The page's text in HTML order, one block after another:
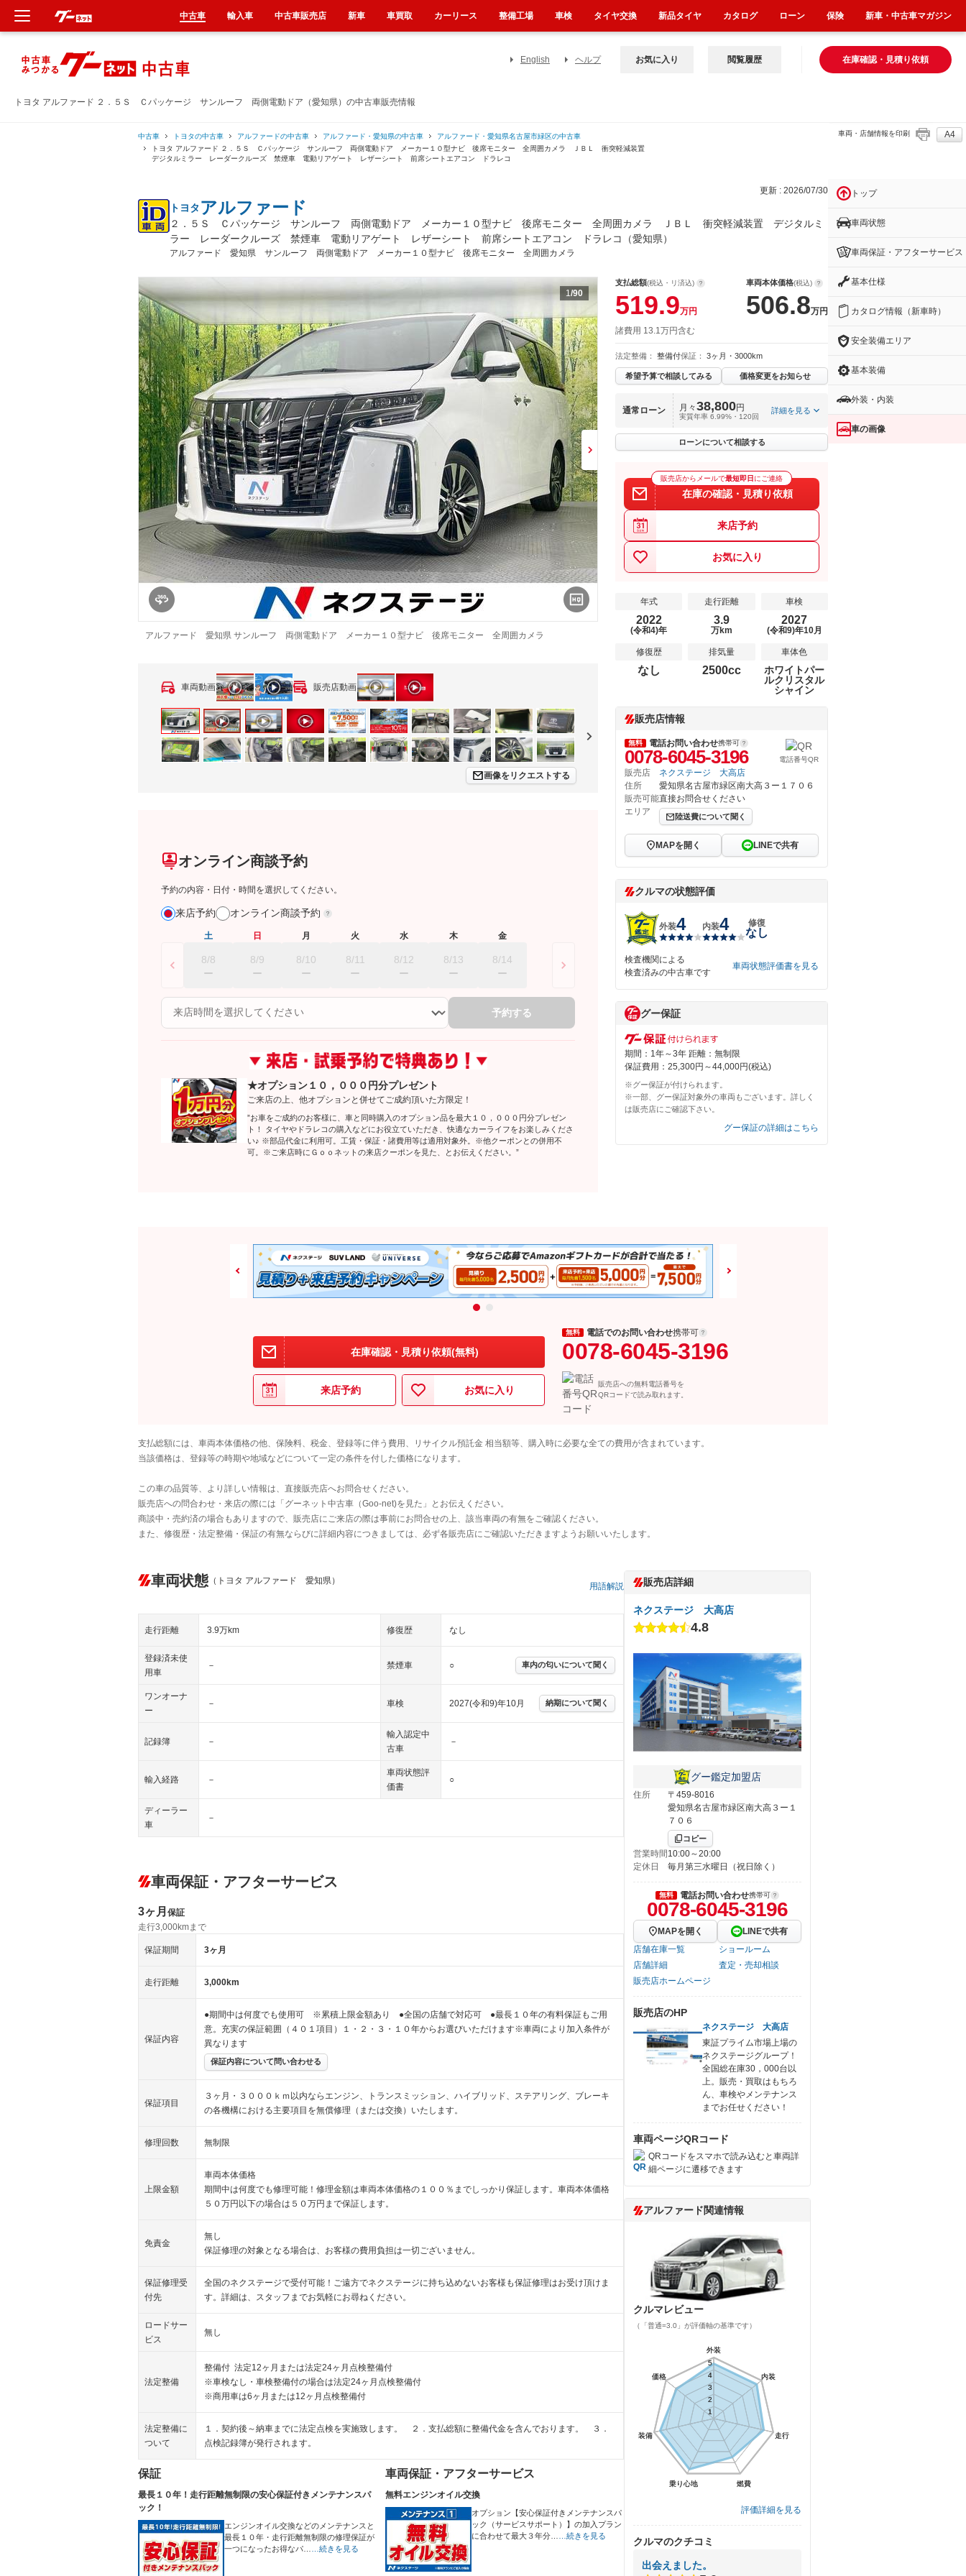
トヨタ アルファード ２．５Ｓ Ｃパッケージ サンルーフ 両側電動ドア（愛知県）の中古車販売情報
English ヘルプ 在庫確認・見積り依頼
お気に入り 閲覧履歴
中古車 トヨタの中古車 アルファードの中古車 アルファード・愛知県の中古車
アルファード・愛知県名古屋市緑区の中古車
トヨタ アルファード ２．５Ｓ Ｃパッケージ サンルーフ 両側電動ドア メーカー１０型ナビ 後席モニター 全周囲カメラ ＪＢＬ 衝突軽減装置
デジタルミラー レーダークルーズ 禁煙車 電動リアゲート レザーシート 前席シートエアコン ドラレコ
車両・店舗情報を印刷 A4
更新 : 2026/07/30
トヨタ アルファード
２．５Ｓ Ｃパッケージ サンルーフ 両側電動ドア メーカー１０型ナビ 後席モニター 全周囲カメラ ＪＢＬ 衝突軽減装置 デジタルミ
ラー レーダークルーズ 禁煙車 電動リアゲート レザーシート 前席シートエアコン ドラレコ（愛知県）
アルファード 愛知県 サンルーフ 両側電動ドア メーカー１０型ナビ 後席モニター 全周囲カメラ
1/90
アルファード 愛知県 サンルーフ 両側電動ドア メーカー１０型ナビ 後席モニター 全周囲カメラ
車両動画 販売店動画
画像をリクエストする
オンライン商談予約
予約の内容・日付・時間を選択してください。
来店予約 オンライン商談予約
土
8/8
日
8/9
月
8/10
火
8/11
水
8/12
木
8/13
金
8/14
予約する
★オプション１０，０００円分プレゼント
ご来店の上、他オプションと併せてご成約頂いた方限定！
”お車をご成約のお客様に、車と同時購入のオプション品を最大１０，０００円分プレゼン
ト！ タイヤやドラレコの購入などにお役立ていただき、快適なカーライフをお楽しみくださ
い♪ ※部品代金に利用可。工賃・保証・諸費用等は適用対象外。※他クーポンとの併用不
可。※ご来店時にＧｏｏネットの来店クーポンを見た、とお伝えください。”
支払総額(税込・リ済込)
519.9万円
車両本体価格(税込)
506.8万円
諸費用 13.1万円含む
法定整備： 整備付保証： 3ヶ月・3000km
希望予算で相談してみる 価格変更をお知らせ
通常ローン 月々38,800円
実質年率 6.99%・120回
詳細を見る
ローンについて相談する
販売店からメールで最短即日 にご連絡
在庫の確認・見積り依頼
来店予約
お気に入り
年式
2022
(令和4)年
走行距離
3.9
万km
車検
2027
(令和9)年10月
修復歴
なし
排気量
2500cc
車体色
ホワイトパー
ルクリスタル
シャイン
販売店情報
無料 電話お問い合わせ携帯可
0078-6045-3196 電話番号QR
販売店
ネクステージ 大高店
住所
愛知県名古屋市緑区南大高３ー１７０６
販売可能
エリア
直接お問合せください
陸送費について聞く
MAPを開く LINEで共有
クルマの状態評価
外装4 内装4 修復
なし
検査機関による
検査済みの中古車です
車両状態評価書を見る
グー保証
期間：1年～3年 距離：無制限
保証費用：25,300円～44,000円(税込)
※グー保証が付けられます。
※一部、グー保証対象外の車両もございます。詳しく
は販売店にご確認下さい。
グー保証の詳細はこちら
在庫確認・見積り依頼(無料)
来店予約 お気に入り
無料 電話でのお問い合わせ携帯可
0078-6045-3196
販売店への無料電話番号を
QRコードで読み取れます。
支払総額には、車両本体価格の他、保険料、税金、登録等に伴う費用、リサイクル預託金 相当額等、購入時に必要な全ての費用が含まれています。
当該価格は、登録等の時期や地域などについて一定の条件を付した価格になります。
この車の品質等、より詳しい情報は、直接販売店へお問合せください。
販売店への問合わせ・来店の際には「グーネット中古車（Goo-net)を見た」とお伝えください。
商談中・売約済の場合もありますので、販売店にご来店の際は事前にお問合せの上、該当車両の有無をご確認ください。
また、修復歴・法定整備・保証の有無ならびに詳細内容につきましては、必ず各販売店にご確認いただきますようお願いいたします。
車両状態 （トヨタ アルファード 愛知県）
用語解説
走行距離 3.9万km 修復歴 なし
登録済未使
用車
－ 禁煙車 ○ 車内の匂いについて聞く
ワンオーナ
ー
－ 車検 2027(令和9)年10月 納期について聞く
記録簿 －
輸入認定中
古車
－
輸入経路 －
車両状態評
価書
○
ディーラー
車
－
車両保証・アフターサービス
3ヶ月 保証
走行3,000kmまで
保証期間 3ヶ月
走行距離 3,000km
保証内容
●期間中は何度でも使用可 ※累積上限金額あり ●全国の店舗で対応可 ●最長１０年の有料保証もご用
意。充実の保証範囲（４０１項目）１・２・３・１０年からお選びいただけます※車両により加入条件が
異なります
保証内容について問い合わせる
保証項目
３ヶ月・３０００ｋｍ以内ならエンジン、トランスミッション、ハイブリッド、ステアリング、ブレーキ
の各機構における主要項目を無償修理（または交換）いたします。
修理回数 無制限
上限金額
車両本体価格
期間中は何度でも修理可能！修理金額は車両本体価格の１００％までしっかり保証します。車両本体価格
５０万円以下の場合は５０万円まで保証します。
免責金
無し
保証修理の対象となる場合は、お客様の費用負担は一切ございません。
保証修理受
付先
全国のネクステージで受付可能！ご遠方でネクステージに持ち込めないお客様も保証修理はお受け頂けま
す。詳細は、スタッフまでお気軽にお尋ねください。
ロードサー
ビス
無し
法定整備
整備付 法定12ヶ月または法定24ヶ月点検整備付
※車検なし・車検整備付の場合は法定24ヶ月点検整備付
※商用車は6ヶ月または12ヶ月点検整備付
法定整備に
ついて
１．契約後～納車までに法定点検を実施致します。 ２．支払総額に整備代金を含んでおります。 ３．
点検記録簿が発行されます。
保証
最長１０年！走行距離無制限の安心保証付きメンテナンスパ
ック！
エンジンオイル交換などのメンテナンスと
最長１０年・走行距離無制限の修理保証が
一つになったお得なパ…
…続きを見る
車両保証・アフターサービス
無料エンジンオイル交換
オプション【安心保証付きメンテナンスパ
ック（サービスサポート）】の加入プラン
に合わせて最大３年分…
…続きを見る
販売店詳細
ネクステージ 大高店
4.8
グー鑑定加盟店
住所
〒459-8016
愛知県名古屋市緑区南大高３ー１
７０６
コピー
営業時間 10:00～20:00
定休日
毎月第三水曜日（祝日除く）
無料 電話お問い合わせ携帯可
0078-6045-3196
MAPを開く
LINEで共有
店舗在庫一覧
ショールーム
店舗詳細
査定・売却相談
販売店ホームページ
販売店のHP
ネクステージ 大高店
東証プライム市場上場の
ネクステージグループ！
全国総在庫30，000台以
上。販売・買取はもちろ
ん、車検やメンテナンス
までお任せください！
車両ページQRコード
QRコードをスマホで読み込むと車両詳
細ページに遷移できます
アルファード関連情報
クルマレビュー
（「普通=3.0」が評価軸の基準です）
外装
内装
走行
燃費
乗り心地
装備
価格
1
2
3
4
5
外装
内装
走行
燃費
乗り心地
装備
価格
1
2
3
4
5
評価詳細を見る
クルマのクチコミ
出会えました。
トップ
車両状態
車両保証・アフターサービス
基本仕様
カタログ情報（新車時）
安全装備エリア
基本装備
外装・内装
車の画像
中古車 輸入車 中古車販売店 新車 車買取 カーリース 整備工場 車検 タイヤ交換 新品タイヤ カタログ ローン 保険 新車・中古車マガジン
新車
中古車